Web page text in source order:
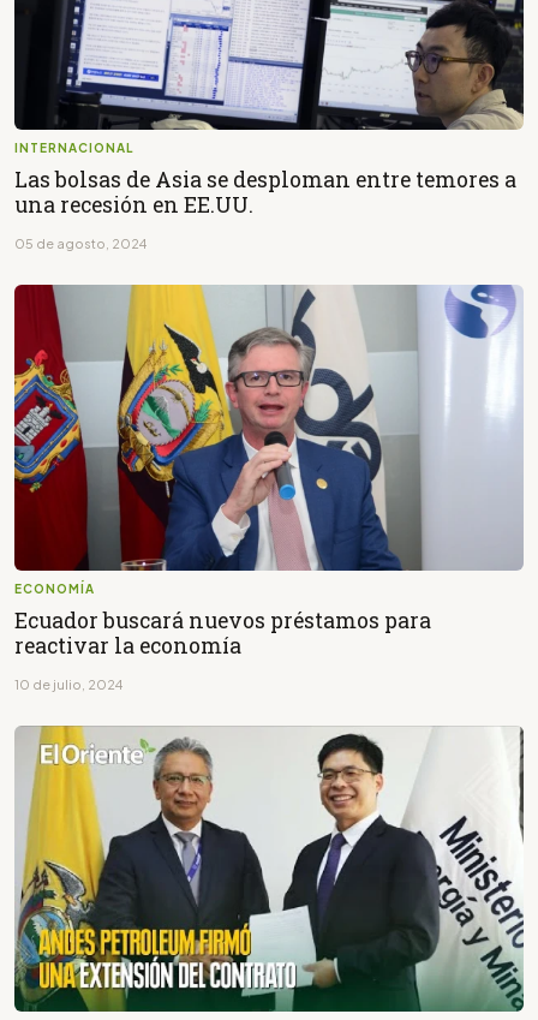
INTERNACIONAL
Las bolsas de Asia se desploman entre temores a
una recesión en EE.UU.
05 de agosto, 2024
ECONOMÍA
Ecuador buscará nuevos préstamos para
reactivar la economía
10 de julio, 2024